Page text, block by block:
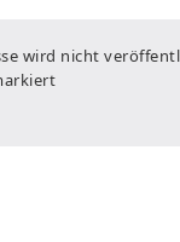
wird nicht